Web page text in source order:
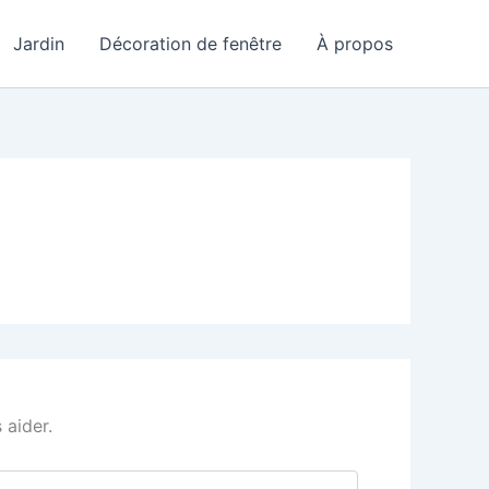
Jardin Décoration de fenêtre À propos
aider.